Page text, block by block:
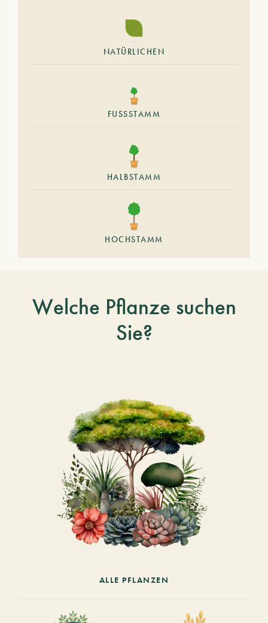
NATÜRLICHEN
FUSSSTAMM
HALBSTAMM
HOCHSTAMM
Welche Pflanze suchen
Sie?
ALLE PFLANZEN